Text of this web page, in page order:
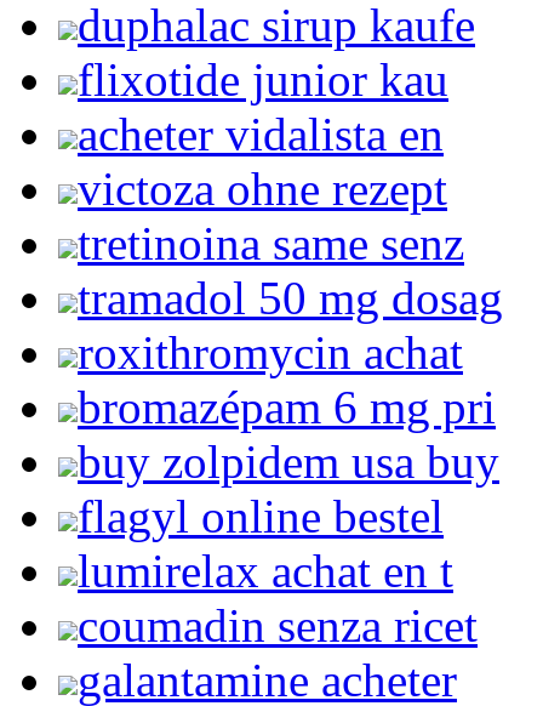
duphalac sirup kaufe
flixotide junior kau
acheter vidalista en
victoza ohne rezept
tretinoina same senz
tramadol 50 mg dosag
roxithromycin achat
bromazépam 6 mg pri
buy zolpidem usa buy
flagyl online bestel
lumirelax achat en t
coumadin senza ricet
galantamine acheter